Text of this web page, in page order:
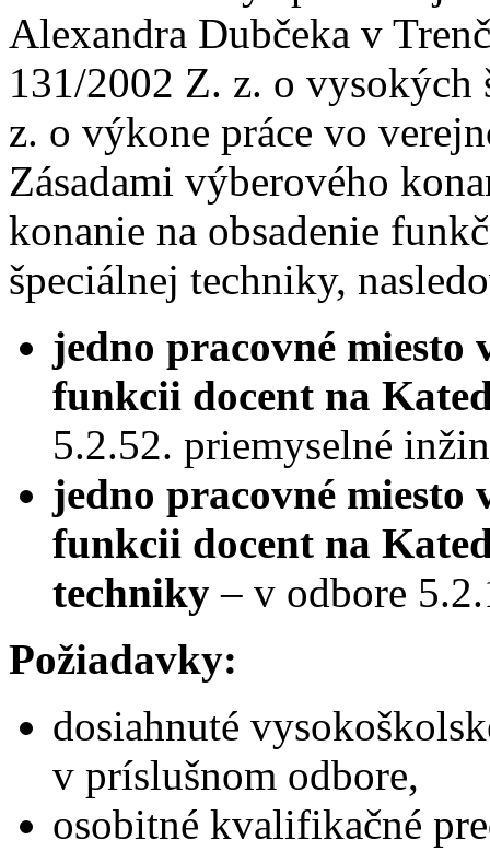
Alexandra Dubčeka v
131/2002 Z. z. o vysokých
z. o výkone práce vo
Zásadami výberového
konanie na obsadenie
špeciálnej techniky,
jedno pracovné miesto
funkcii docent na
5.2.52. priemyselné
jedno pracovné miesto
funkcii docent na
techniky– v odbore
Požiadavky:
dosiahnuté
v príslušnom odbore,
osobitné kvalifikačné